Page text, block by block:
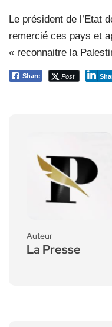
Le président de l’Etat
remercié ces pays et
« reconnaitre la
Share Post
Auteur
La Presse